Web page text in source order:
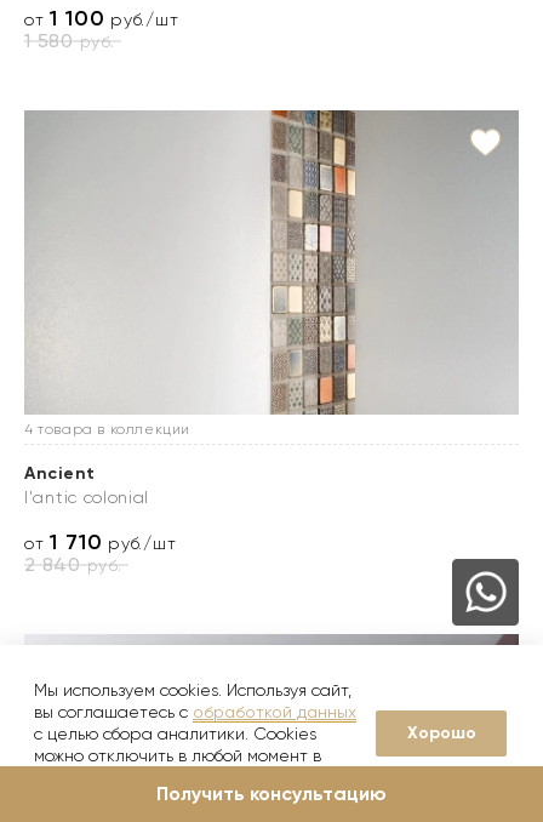
от1 100 руб./шт
1 580руб.
4 товара в коллекции
Ancient
l'antic colonial
от1 710 руб./шт
2 840руб.
Мы используем cookies. Используя сайт,
вы соглашаетесь с обработкой данных
с целью сбора аналитики. Cookies
можно отключить в любой момент в
Хорошо
Получить консультацию